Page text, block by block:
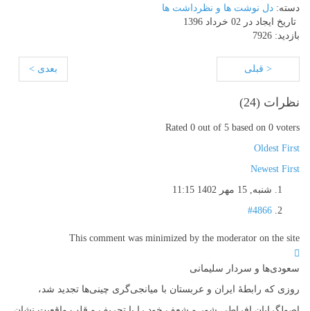
دسته: دل نوشت ها و نظرداشت ها
تاریخ ایجاد در 02 خرداد 1396
بازدید: 7926
< قبلی بعدی >
نظرات (24
)
Rated 0 out of 5 based on 0 voters
Oldest First
Newest First
شنبه, 15 مهر 1402 11:15
#4866
This comment was minimized by the moderator on the site
سعودی‌ها و سردار سلیمانی
روزی که رابطۀ ایران و عربستان با میانجی‌گری چینی‌ها تجدید شد،